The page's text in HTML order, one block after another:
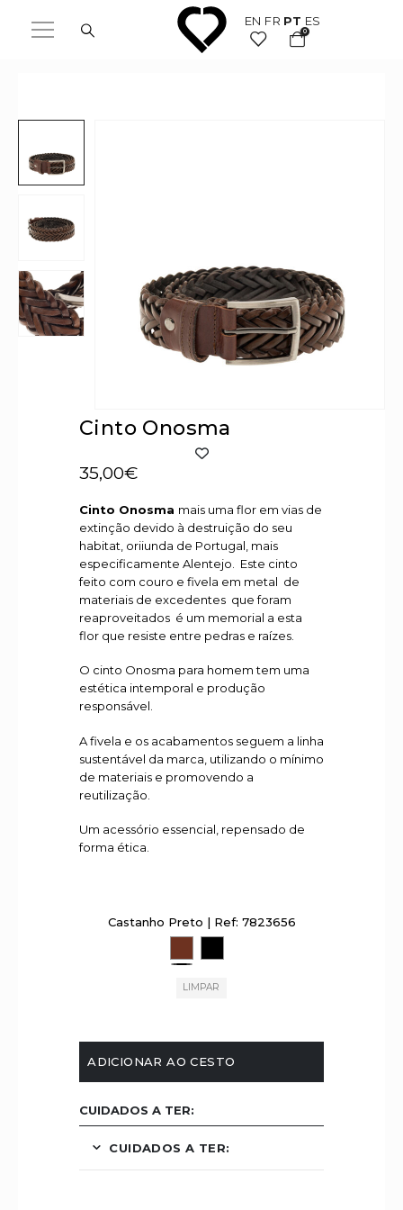
EN FR PT ES
0
Cinto Onosma
35,00€
Cinto Onosma mais uma flor em vias de
extinção devido à destruição do seu
habitat, oriiunda de Portugal, mais
especificamente Alentejo. Este cinto
feito com couro e fivela em metal de
materiais de excedentes que foram
reaproveitados é um memorial a esta
flor que resiste entre pedras e raízes.
O cinto Onosma para homem tem uma
estética intemporal e produção
responsável.
A fivela e os acabamentos seguem a linha
sustentável da marca, utilizando o mínimo
de materiais e promovendo a
reutilização.
Um acessório essencial, repensado de
forma ética.
Castanho Preto | Ref: 7823656
LIMPAR
ADICIONAR AO CESTO
CUIDADOS A TER:
CUIDADOS A TER: